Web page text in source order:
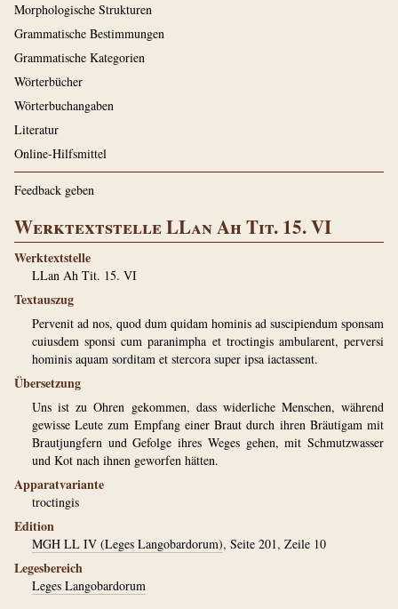
Morphologische Strukturen
Grammatische Bestimmungen
Grammatische Kategorien
Wörterbücher
Wörterbuchangaben
Literatur
Online-Hilfsmittel
Feedback geben
Werktextstelle LLan Ah Tit. 15. VI
Werktextstelle
LLan Ah Tit. 15. VI
Textauszug
Pervenit ad nos, quod dum quidam hominis ad suscipiendum sponsam
cuiusdem sponsi cum paranimpha et troctingis ambularent, perversi
hominis aquam sorditam et stercora super ipsa iactassent.
Übersetzung
Uns ist zu Ohren gekommen, dass widerliche Menschen, während
gewisse Leute zum Empfang einer Braut durch ihren Bräutigam mit
Brautjungfern und Gefolge ihres Weges gehen, mit Schmutzwasser
und Kot nach ihnen geworfen hätten.
Apparatvariante
troctingis
Edition
MGH LL IV (Leges Langobardorum), Seite 201, Zeile 10
Legesbereich
Leges Langobardorum